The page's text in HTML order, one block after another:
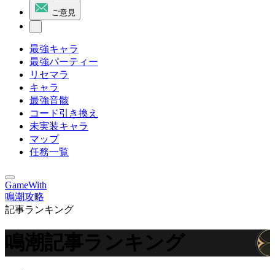
ご意見
最強キャラ
最強パーティー
リセマラ
キャラ
最強音骸
コード引き換え
未実装キャラ
マップ
任務一覧
GameWith
鳴潮攻略
記事ランキング
鳴潮記事ランキング